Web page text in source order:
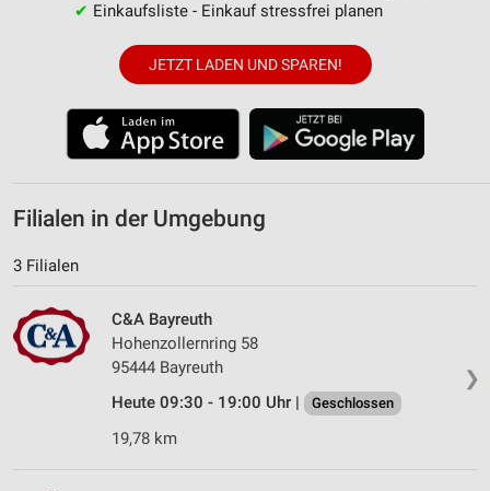
✔ Einkaufsliste - Einkauf stressfrei planen
JETZT LADEN UND SPAREN!
Filialen in der Umgebung
3 Filialen
❯
C&A Bayreuth
Hohenzollernring 58
95444 Bayreuth
Heute 09:30 - 19:00 Uhr |
Geschlossen
19,78 km